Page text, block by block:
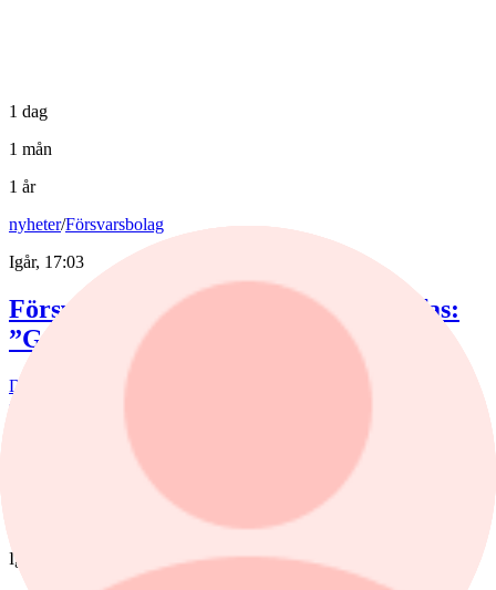
1 dag
1 mån
1 år
nyheter/Försvarsbolag
Igår, 17:03
Försvarsförvaltarna spår ny tillväxtfas:
”Goda förutsättningar”
De europeiska försvarsbolagen visar rekordstora orderböcker,
stigande omsättning och förbättrade marginaler. Enligt förvaltarna
Spiltan Småbolagsfond
Igår, 14:51